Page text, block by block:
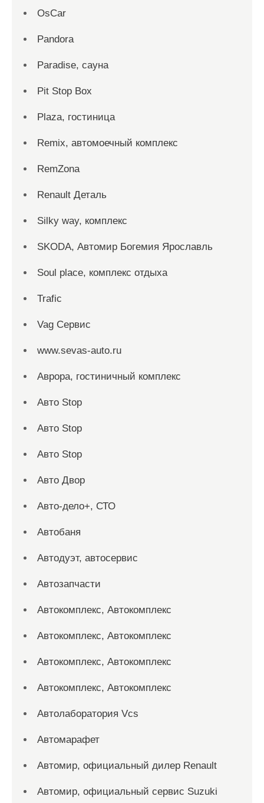
OsCar
Pandora
Paradise, сауна
Pit Stop Box
Plaza, гостиница
Remix, автомоечный комплекс
RemZona
Renault Деталь
Silky way, комплекс
SKODA, Автомир Богемия Ярославль
Soul place, комплекс отдыха
Trafic
Vag Сервис
www.sevas-auto.ru
Аврора, гостиничный комплекс
Авто Stop
Авто Stop
Авто Stop
Авто Двор
Авто-дело+, СТО
Автобаня
Автодуэт, автосервис
Автозапчасти
Автокомплекс, Автокомплекс
Автокомплекс, Автокомплекс
Автокомплекс, Автокомплекс
Автокомплекс, Автокомплекс
Автолаборатория Vcs
Автомарафет
Автомир, официальный дилер Renault
Автомир, официальный сервис Suzuki